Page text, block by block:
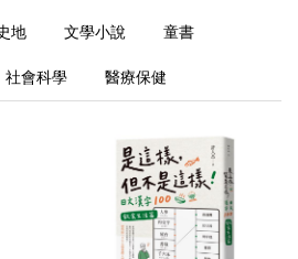
地 文學小說 童書
社會科學 醫療保健